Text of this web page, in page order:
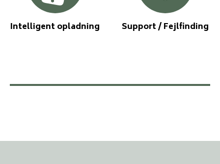
Intelligent opladning Support / Fejlfinding